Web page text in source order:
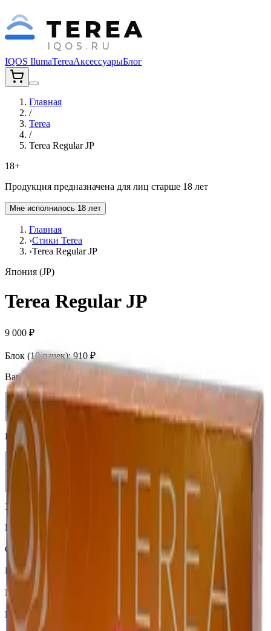
TEREA
IQOS.RU
IQOS IlumaTereaАксессуарыБлог
Главная
/
Terea
/
Terea Regular JP
18+
Продукция предназначена для лиц старше 18 лет
Мне исполнилось 18 лет
Главная
›Стики Terea
›Terea Regular JP
Япония (JP)
Terea Regular JP
9 000 ₽
Блок (10 пачек): 910 ₽
Вариант
Пачка 910 ₽
Блок × 10
Количество
Характеристики
Бренд
Страна
Япония
Крепость
Крепкий
Капсула
Нет
Вкусы
Табачный вкус